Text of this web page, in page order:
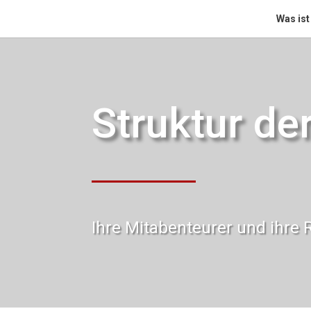
Was
Struktur
Ihre Mitabenteurer und ihre